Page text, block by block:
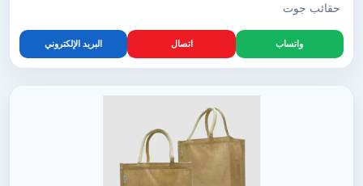
حقائب جوت
واتساب اتصال البريد الإلكتروني